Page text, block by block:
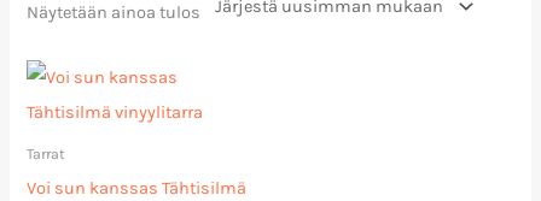
Näytetään ainoa tulos
Tarrat
Voi sun kanssas Tähtisilmä